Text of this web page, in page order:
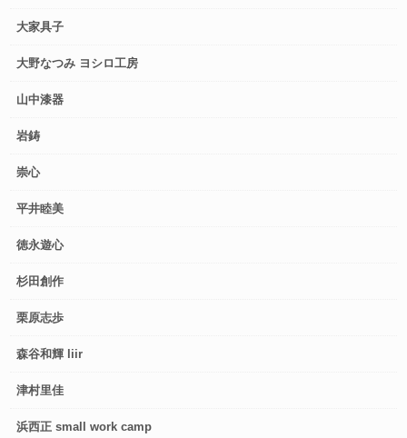
大家具子
大野なつみ ヨシロ工房
山中漆器
岩鋳
崇心
平井睦美
徳永遊心
杉田創作
栗原志歩
森谷和輝 liir
津村里佳
浜西正 small work camp